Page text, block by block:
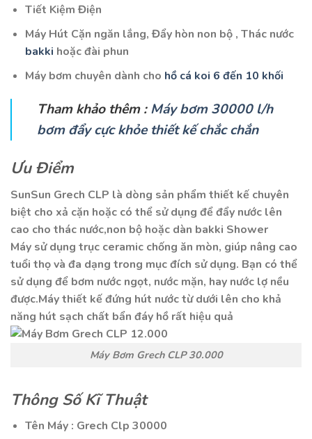
Tiết Kiệm Điện
Máy Hút Cặn ngăn lắng, Đẩy hòn non bộ , Thác nước
bakki hoặc đài phun
Máy bơm chuyên dành cho hồ cá koi 6 đến 10 khối
Tham khảo thêm :Máy bơm 30000 l/h
bơm đẩy cực khỏe thiết kế chắc chắn
Ưu Điểm
SunSun Grech CLP là dòng sản phẩm thiết kế chuyên
biệt cho xả cặn hoặc có thể sử dụng để đẩy nước lên
cao cho thác nước,non bộ hoặc dàn bakki Shower
Máy sử dụng trục ceramic chống ăn mòn, giúp nâng cao
tuổi thọ và đa dạng trong mục đích sử dụng. Bạn có thể
sử dụng để bơm nước ngọt, nước mặn, hay nước lợ nều
được.Máy thiết kế đứng hút nước từ dưới lên cho khả
năng hút sạch chất bẩn đáy hồ rất hiệu quả
Máy Bơm Grech CLP 30.000
Thông Số Kĩ Thuật
Tên Máy : Grech Clp 30000